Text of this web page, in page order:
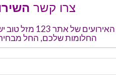
צרו קשר
מנהל
החלומות שלכם, החל